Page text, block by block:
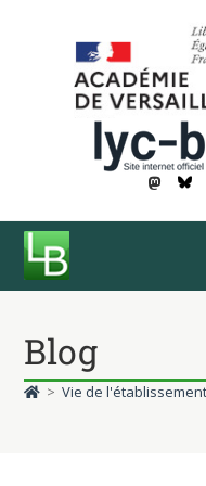
Blog
> Vie de l'établissement